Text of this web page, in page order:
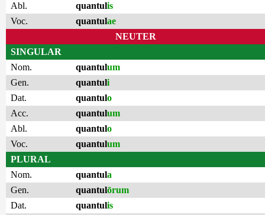
Abl.
quantulis
Voc.
quantulae
NEUTER
SINGULAR
Nom.
quantulum
Gen.
quantuli
Dat.
quantulo
Acc.
quantulum
Abl.
quantulo
Voc.
quantulum
PLURAL
Nom.
quantula
Gen.
quantulōrum
Dat.
quantulis